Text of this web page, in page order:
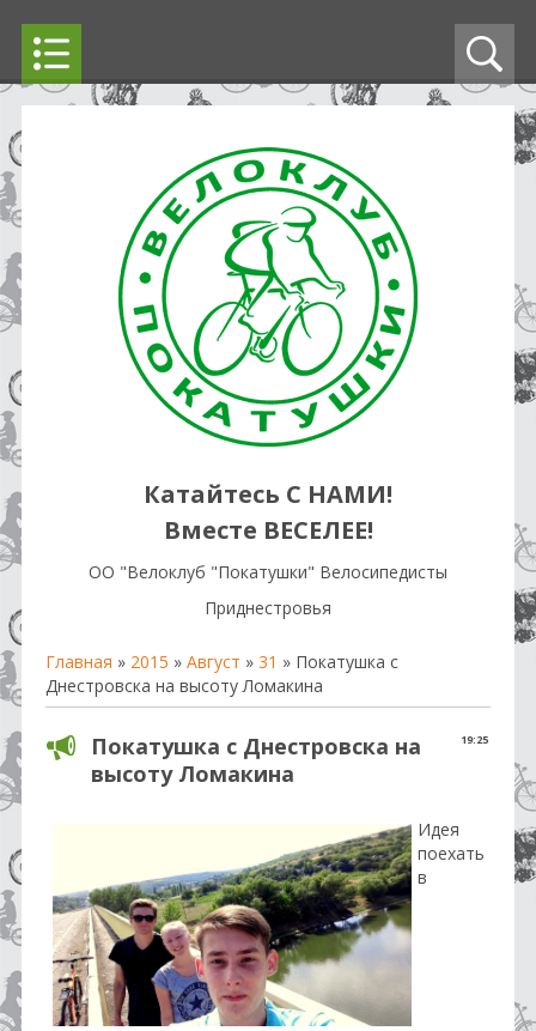
Катайтесь С НАМИ!
Вместе ВЕСЕЛЕЕ!
OO "Велоклуб "Покатушки" Велосипедисты
Приднестровья
Главная » 2015 » Август » 31 » Покатушка с
Днестровска на высоту Ломакина
19:25
Покатушка с Днестровска на
высоту Ломакина
Идея
поехать
в